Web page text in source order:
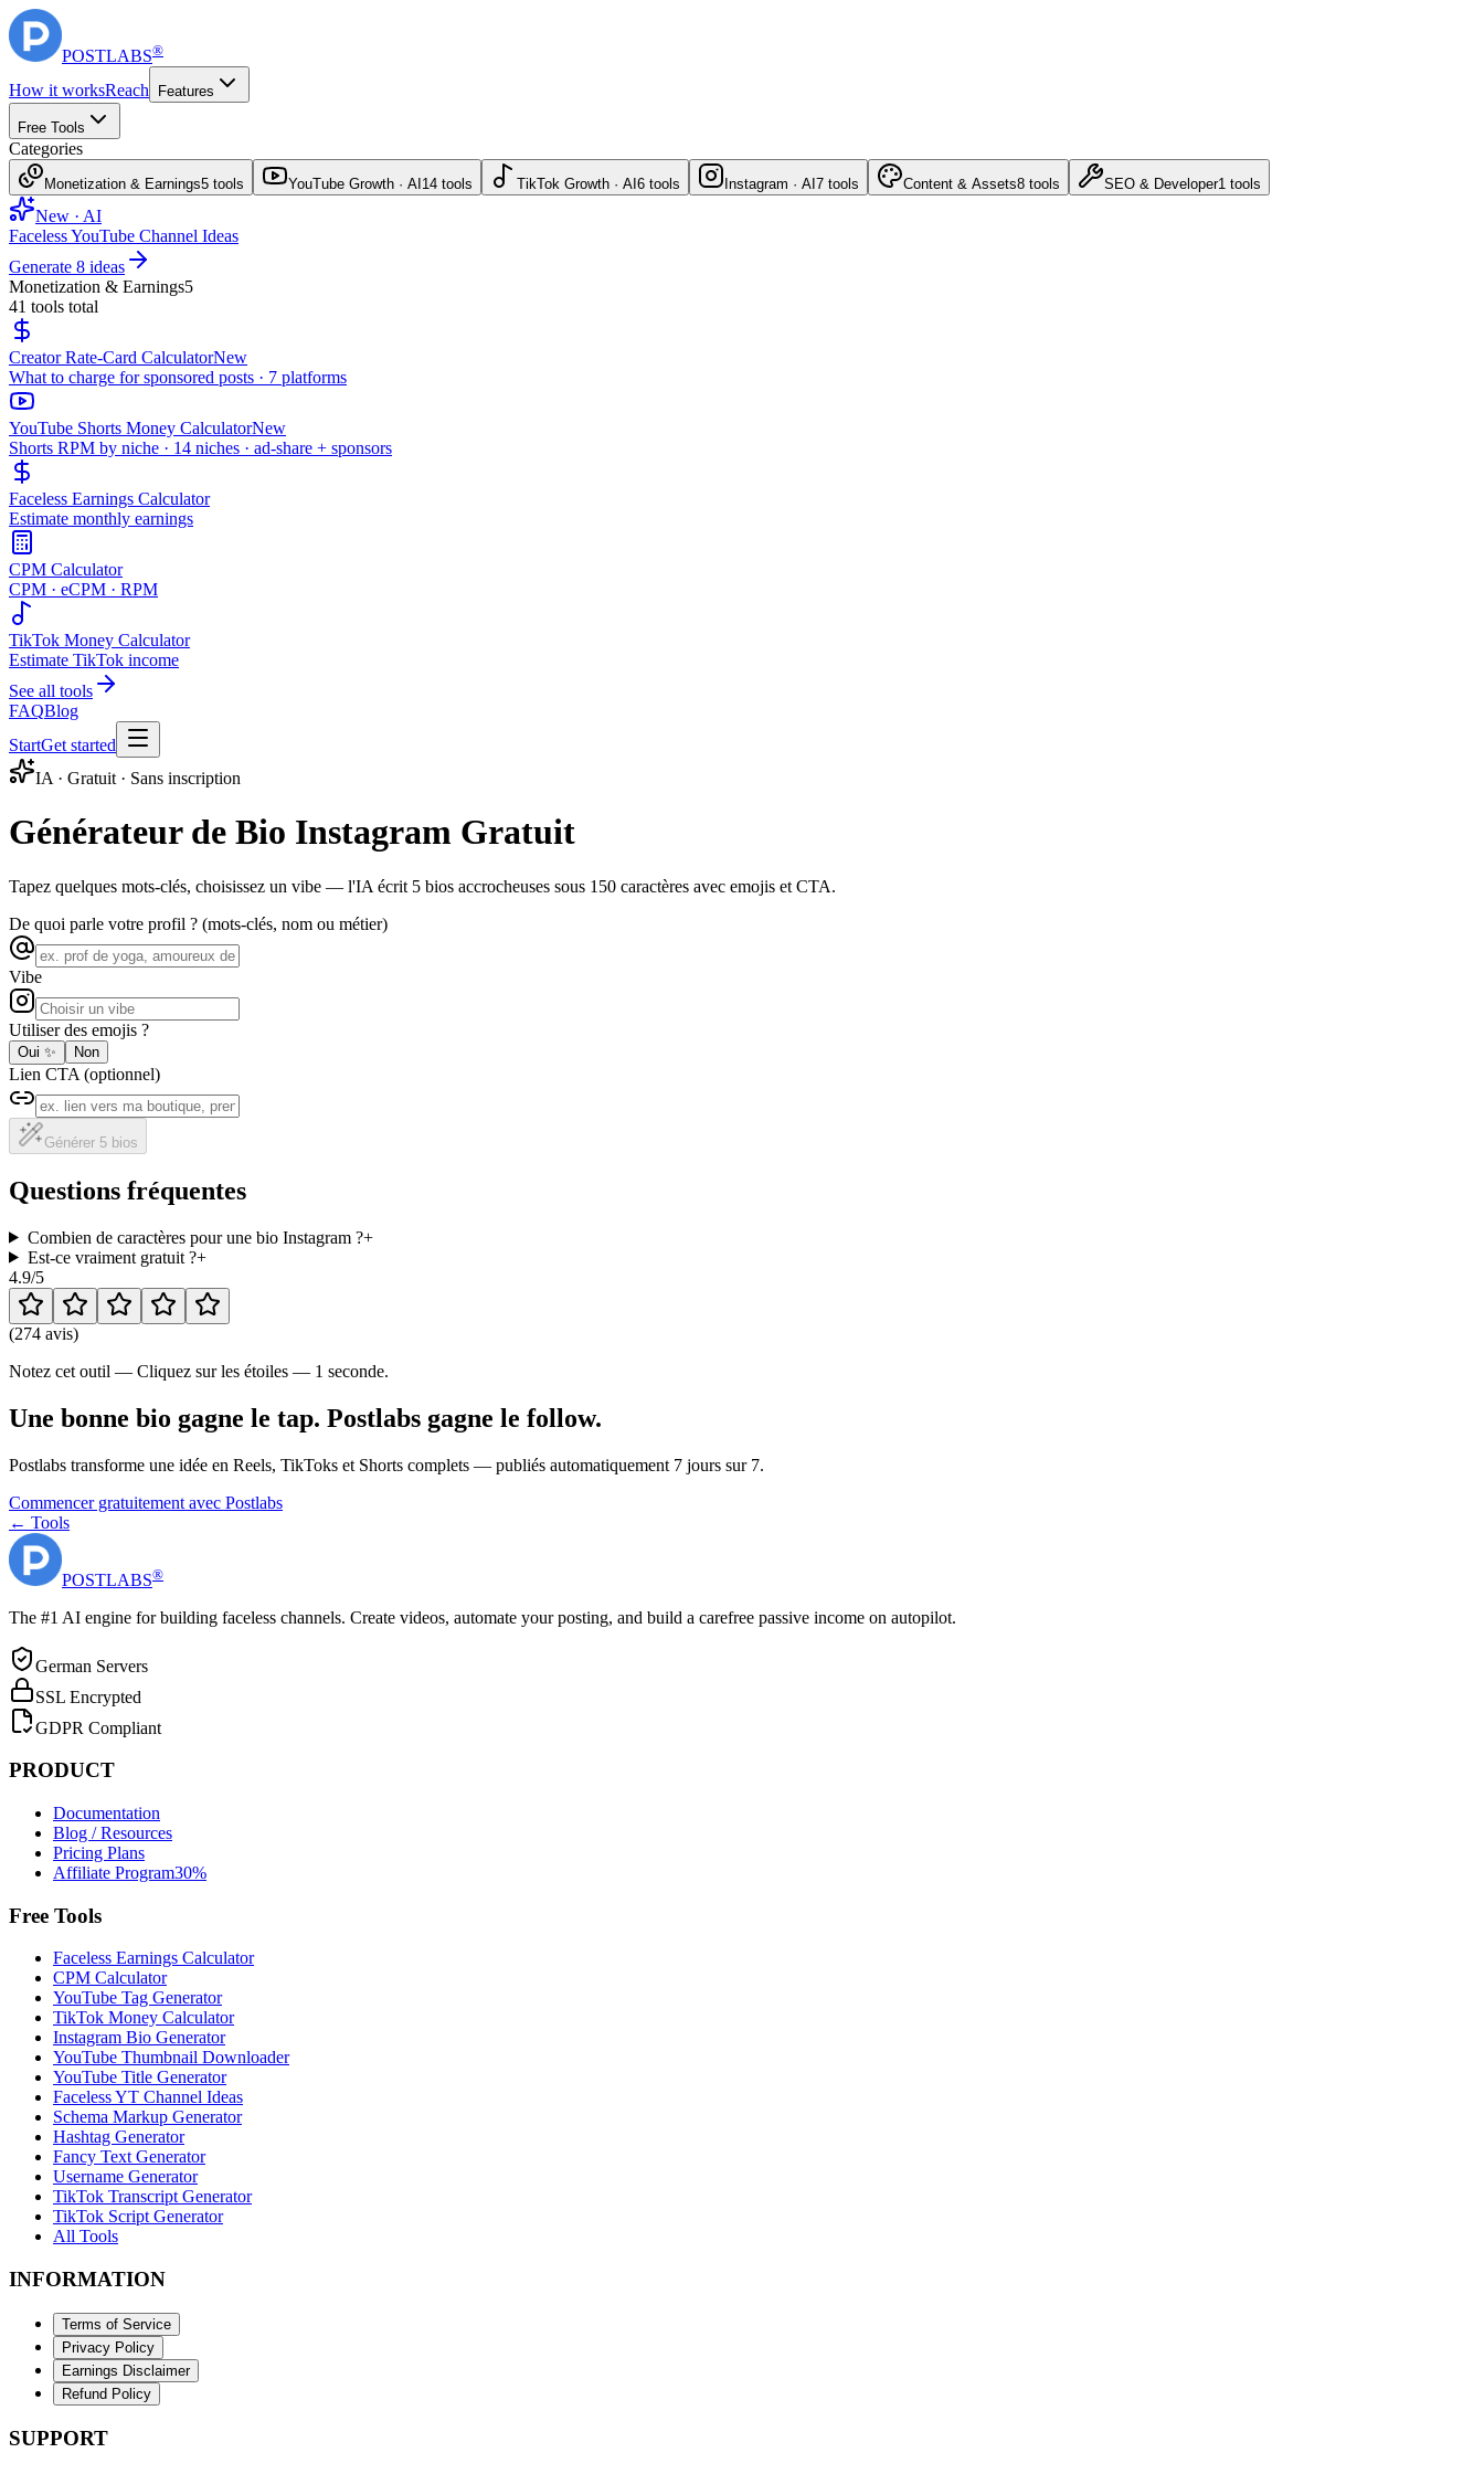
POSTLABS®
How it worksReach Features
Free Tools
Categories
Monetization & Earnings5 tools YouTube Growth · AI 14 tools TikTok Growth · AI 6 tools Instagram · AI 7 tools Content & Assets8 tools SEO & Developer1 tools
New · AI
Faceless YouTube Channel Ideas
Generate 8 ideas
Monetization & Earnings5
41 tools total
Creator Rate-Card CalculatorNew
What to charge for sponsored posts · 7 platforms
YouTube Shorts Money CalculatorNew
Shorts RPM by niche · 14 niches · ad-share + sponsors
Faceless Earnings Calculator
Estimate monthly earnings
CPM Calculator
CPM · eCPM · RPM
TikTok Money Calculator
Estimate TikTok income
See all tools
FAQBlog
StartGet started
IA · Gratuit · Sans inscription
Générateur de Bio Instagram Gratuit
Tapez quelques mots-clés, choisissez un vibe — l'IA écrit 5 bios accrocheuses sous 150 caractères avec emojis et CTA.
De quoi parle votre profil ? (mots-clés, nom ou métier)
Vibe
Utiliser des emojis ?
Oui ✨ Non
Lien CTA (optionnel)
Générer 5 bios
Questions fréquentes
Combien de caractères pour une bio Instagram ?+
Est-ce vraiment gratuit ?+
4.9/5
(274 avis)
Notez cet outil — Cliquez sur les étoiles — 1 seconde.
Une bonne bio gagne le tap. Postlabs gagne le follow.
Postlabs transforme une idée en Reels, TikToks et Shorts complets — publiés automatiquement 7 jours sur 7.
Commencer gratuitement avec Postlabs
← Tools
POSTLABS®
The #1 AI engine for building faceless channels. Create videos, automate your posting, and build a carefree passive income on autopilot.
German Servers
SSL Encrypted
GDPR Compliant
PRODUCT
Documentation
Blog / Resources
Pricing Plans
Affiliate Program30%
Free Tools
Faceless Earnings Calculator
CPM Calculator
YouTube Tag Generator
TikTok Money Calculator
Instagram Bio Generator
YouTube Thumbnail Downloader
YouTube Title Generator
Faceless YT Channel Ideas
Schema Markup Generator
Hashtag Generator
Fancy Text Generator
Username Generator
TikTok Transcript Generator
TikTok Script Generator
All Tools
INFORMATION
Terms of Service
Privacy Policy
Earnings Disclaimer
Refund Policy
SUPPORT